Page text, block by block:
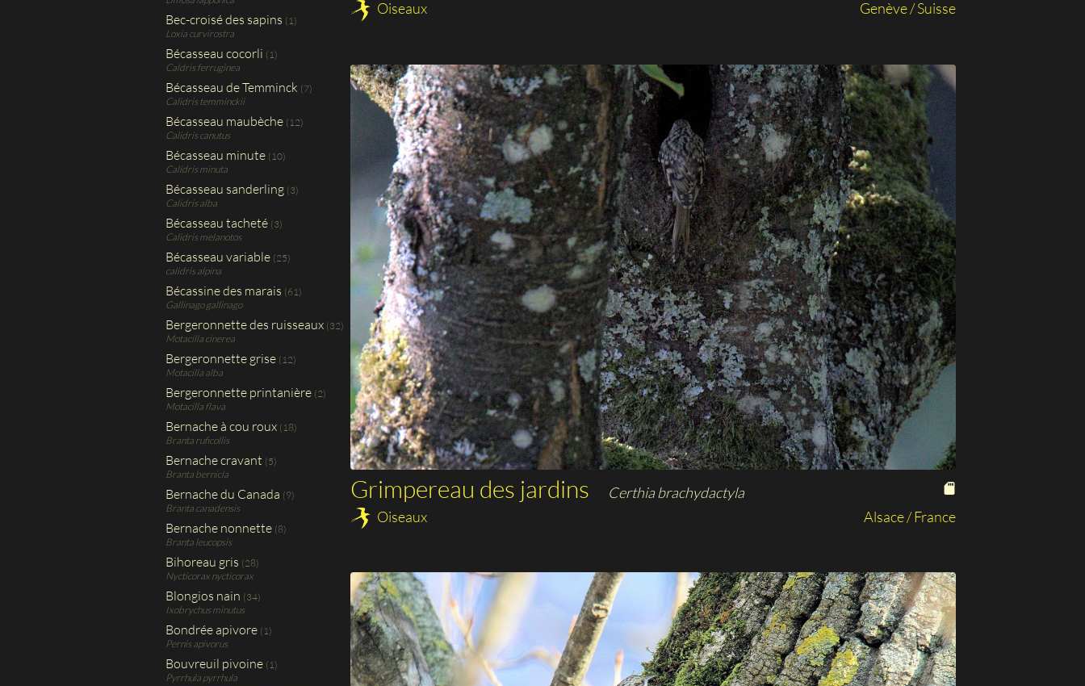
Bec-croisé des sapins (1)
Loxia curvirostra
Bécasseau cocorli (1)
Caldris ferruginea
Bécasseau de Temminck (7)
Calidris temminckii
Bécasseau maubèche (12)
Calidris canutus
Bécasseau minute (10)
Calidris minuta
Bécasseau sanderling (3)
Calidris alba
Bécasseau tacheté (3)
Calidris melanotos
Bécasseau variable (25)
calidris alpina
Bécassine des marais (61)
Gallinago gallinago
Bergeronnette des ruisseaux (32)
Motacilla cinerea
Bergeronnette grise (12)
Motacilla alba
Bergeronnette printanière (2)
Motacilla flava
Bernache à cou roux (18)
Branta ruficollis
Bernache cravant (5)
Branta bernicla
Bernache du Canada (9)
Branta canadensis
Bernache nonnette (8)
Branta leucopsis
Bihoreau gris (28)
Nycticorax nycticorax
Blongios nain (34)
Ixobrychus minutus
Bondrée apivore (1)
Pernis apivorus
Bouvreuil pivoine (1)
Pyrrhula pyrrhula
Oiseaux Genève / Suisse
Grimpereau des jardins
Certhia brachydactyla
Oiseaux
Alsace / France